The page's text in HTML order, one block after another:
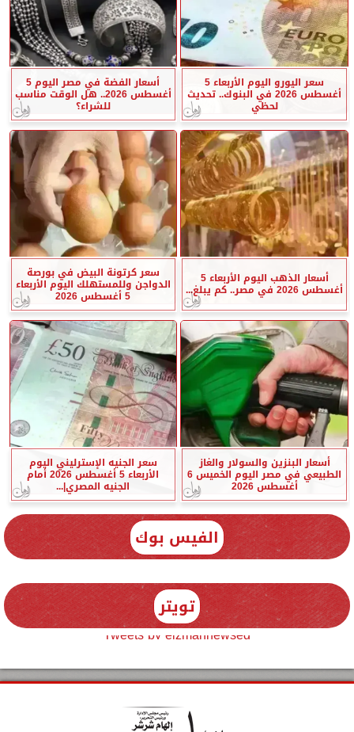
سعر اليورو اليوم الأربعاء 5
أغسطس 2026 في البنوك.. تحديث
لحظي
أسعار الفضة في مصر اليوم 5
أغسطس 2026.. هل الوقت مناسب
للشراء؟
أسعار الذهب اليوم الأربعاء 5
أغسطس 2026 في مصر.. كم يبلغ...
سعر كرتونة البيض في بورصة
الدواجن وللمستهلك اليوم الأربعاء
5 أغسطس 2026
أسعار البنزين والسولار والغاز
الطبيعي في مصر اليوم الخميس 6
أغسطس 2026
سعر الجنيه الإسترليني اليوم
الأربعاء 5 أغسطس 2026 أمام
الجنيه المصري|...
الفيس بوك
تويتر
Tweets by elzmannewseg